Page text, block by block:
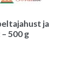
ja
500 g